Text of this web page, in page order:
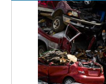
03 Ağustos 2026 Pazartesi
Yıldırım
HAVVA’NIN
09 Temmuz 2026
Yusuf POLAT